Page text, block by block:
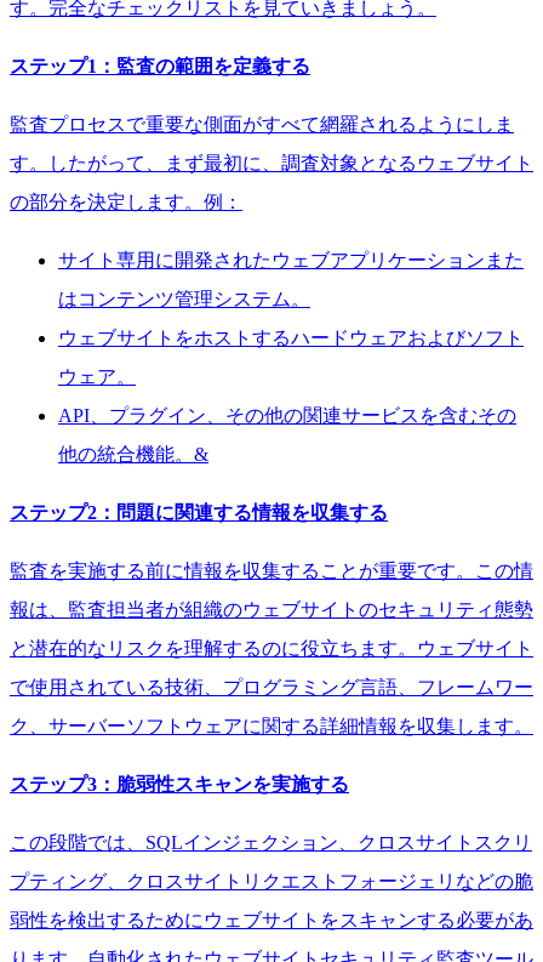
す。完全なチェックリストを見ていきましょう。
ステップ1：監査の範囲を定義する
監査プロセスで重要な側面がすべて網羅されるようにしま
す。したがって、まず最初に、調査対象となるウェブサイト
の部分を決定します。例：
サイト専用に開発されたウェブアプリケーションまた
はコンテンツ管理システム。
ウェブサイトをホストするハードウェアおよびソフト
ウェア。
API、プラグイン、その他の関連サービスを含むその
他の統合機能。&
ステップ2：問題に関連する情報を収集する
監査を実施する前に情報を収集することが重要です。この情
報は、監査担当者が組織のウェブサイトのセキュリティ態勢
と潜在的なリスクを理解するのに役立ちます。ウェブサイト
で使用されている技術、プログラミング言語、フレームワー
ク、サーバーソフトウェアに関する詳細情報を収集します。
ステップ3：脆弱性スキャンを実施する
この段階では、SQLインジェクション、クロスサイトスクリ
プティング、クロスサイトリクエストフォージェリなどの脆
弱性を検出するためにウェブサイトをスキャンする必要があ